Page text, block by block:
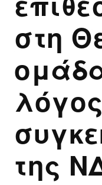
στη
της